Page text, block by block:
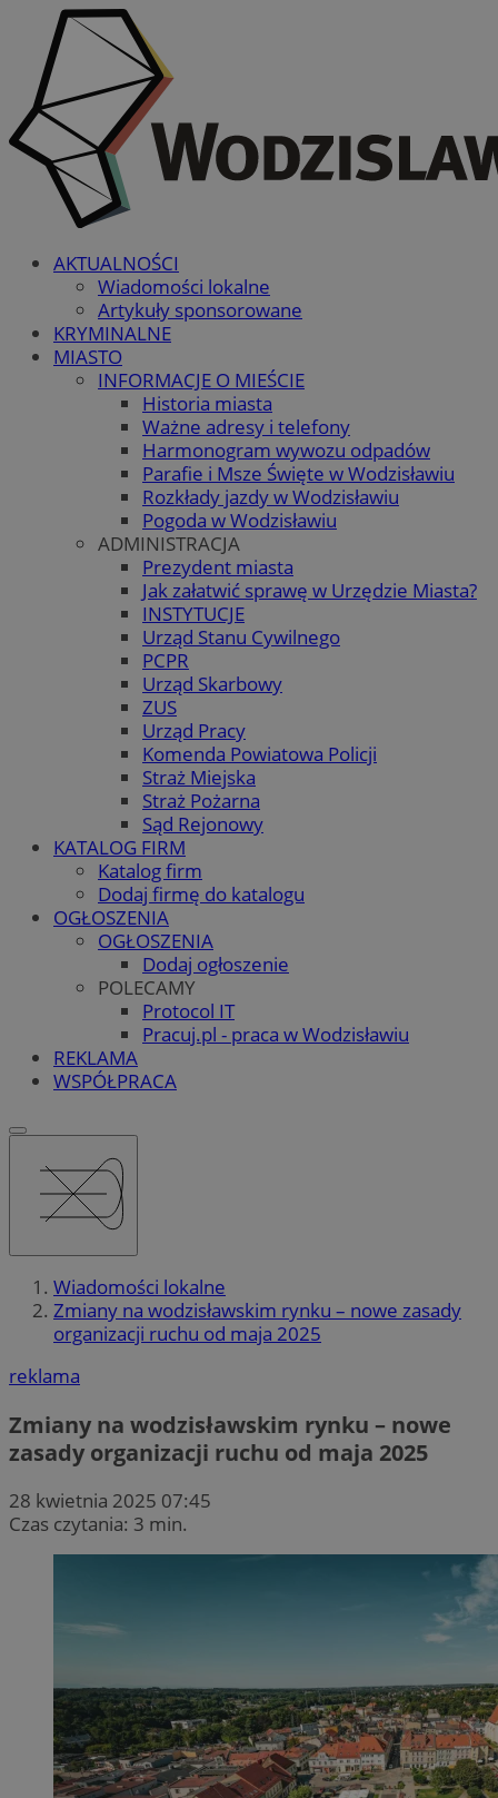
AKTUALNOŚCI
Wiadomości lokalne
Artykuły sponsorowane
KRYMINALNE
MIASTO
INFORMACJE O MIEŚCIE
Historia miasta
Ważne adresy i telefony
Harmonogram wywozu odpadów
Parafie i Msze Święte w Wodzisławiu
Rozkłady jazdy w Wodzisławiu
Pogoda w Wodzisławiu
ADMINISTRACJA
Prezydent miasta
Jak załatwić sprawę w Urzędzie Miasta?
INSTYTUCJE
Urząd Stanu Cywilnego
PCPR
Urząd Skarbowy
ZUS
Urząd Pracy
Komenda Powiatowa Policji
Straż Miejska
Straż Pożarna
Sąd Rejonowy
KATALOG FIRM
Katalog firm
Dodaj firmę do katalogu
OGŁOSZENIA
OGŁOSZENIA
Dodaj ogłoszenie
POLECAMY
Protocol IT
Pracuj.pl - praca w Wodzisławiu
REKLAMA
WSPÓŁPRACA
Wiadomości lokalne
Zmiany na wodzisławskim rynku – nowe zasady
organizacji ruchu od maja 2025
reklama
Zmiany na wodzisławskim rynku – nowe
zasady organizacji ruchu od maja 2025
28 kwietnia 2025 07:45
Czas czytania: 3 min.